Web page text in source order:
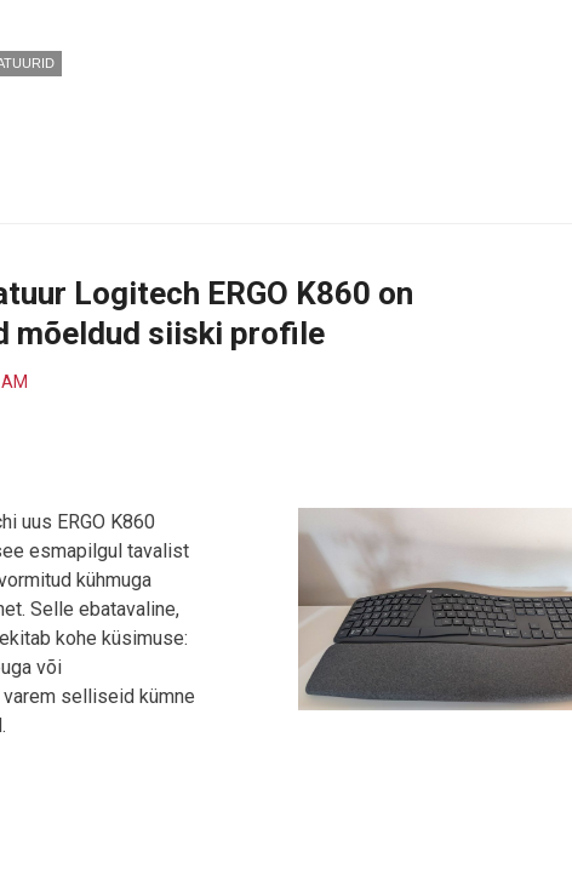
Logitech ERGO K860 on
mõeldud siiski profile
AM
uus ERGO K860
esmapilgul tavalist
kühmuga
Selle ebatavaline,
kohe küsimuse:
või
selliseid kümne